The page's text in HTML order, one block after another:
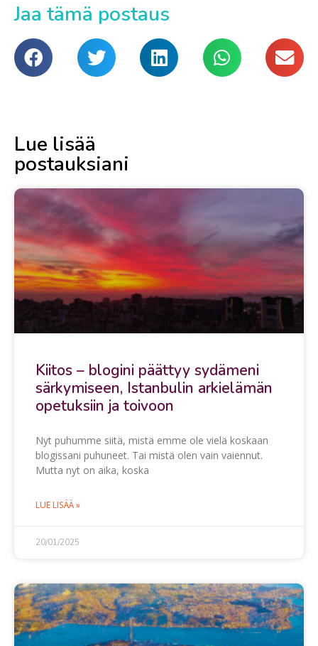
Jaa tämä postaus
Lue lisää
postauksiani
Kiitos – blogini päättyy sydämeni
särkymiseen, Istanbulin arkielämän
opetuksiin ja toivoon
Nyt puhumme siitä, mistä emme ole vielä koskaan
blogissani puhuneet. Tai mistä olen vain vaiennut.
Mutta nyt on aika, koska
LUE LISÄÄ »
20/01/2025